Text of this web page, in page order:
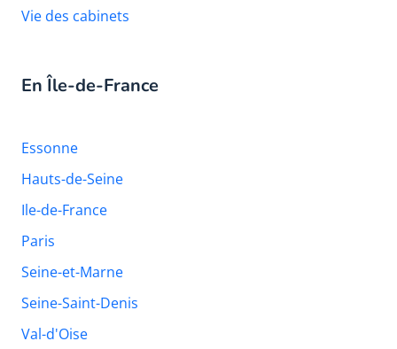
Vie des cabinets
En Île-de-France
Essonne
Hauts-de-Seine
Ile-de-France
Paris
Seine-et-Marne
Seine-Saint-Denis
Val-d'Oise